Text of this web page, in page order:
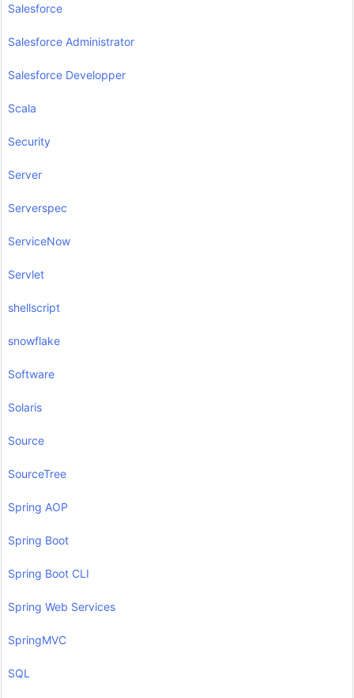
Salesforce
Salesforce Administrator
Salesforce Developper
Scala
Security
Server
Serverspec
ServiceNow
Servlet
shellscript
snowflake
Software
Solaris
Source
SourceTree
Spring AOP
Spring Boot
Spring Boot CLI
Spring Web Services
SpringMVC
SQL